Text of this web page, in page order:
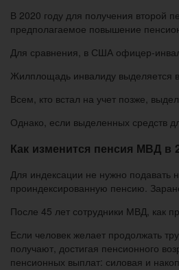
В 2020 году для получения второй
предполагаемое повышение
Для сравнения, в США офицер-
Жилплощадь инвалиду выделяется
Всем, кто встал на учет позже,
Однако, если выделенных средств
Как изменится пенсия МВД в
Для индексации не нужно подавать
проиндексированную пенсию.
После 45 лет сотрудники МВД, как
Если человек желает продолжать
получают, достигая пенсионного
пенсионных выплат: силовая и